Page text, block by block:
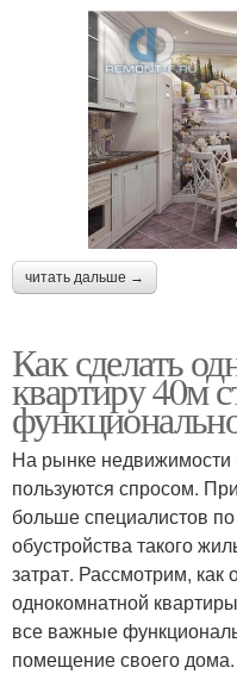
читать дальше →
Как сделать
квартиру 40м
На рынке недвижимости
пользуются спросом.
больше специалистов
обустройства такого
затрат. Рассмотрим, как
однокомнатной
все важные
помещение своего дома.